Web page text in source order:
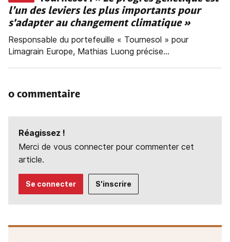
l’un des leviers les plus importants pour
s'adapter au changement climatique »
Responsable du portefeuille « Tournesol » pour
Limagrain Europe, Mathias Luong précise...
0 commentaire
Réagissez !
Merci de vous connecter pour commenter cet
article.
Se connecter S'inscrire